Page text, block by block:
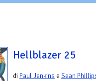
Hellblazer 25
di Paul Jenkins e Sean